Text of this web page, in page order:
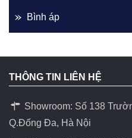
Bình áp
THÔNG TIN LIÊN HỆ
Showroom: Số 138
Q.Đống Đa, Hà Nội